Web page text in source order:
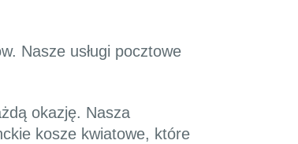
Nasze usługi pocztowe
okazję. Nasza
kosze kwiatowe, które